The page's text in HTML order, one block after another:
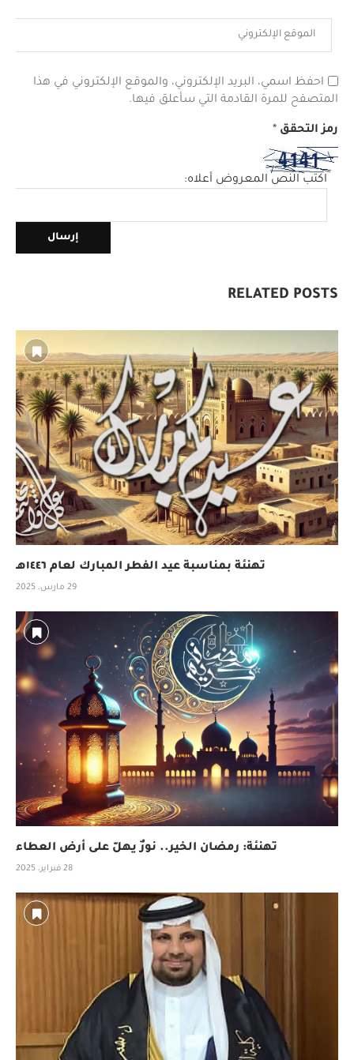
احفظ اسمي، البريد الإلكتروني، والموقع الإلكتروني في هذا
المتصفح للمرة القادمة التي سأعلق فيها.
رمز التحقق *
اكتب النص المعروض أعلاه:
RELATED POSTS
تهنئة بمناسبة عيد الفطر المبارك لعام ١٤٤٦هـ
29 مارس، 2025
تهنئة: رمضان الخير.. نورٌ يهلّ على أرض العطاء
28 فبراير، 2025